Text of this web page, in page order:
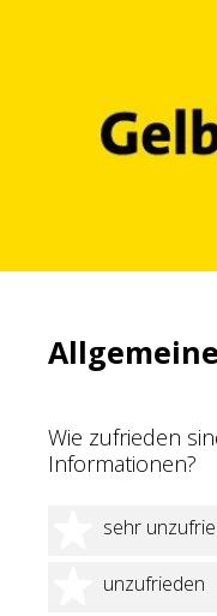
Wie zufrieden
Informationen?
sehr
1
unzufrieden
2